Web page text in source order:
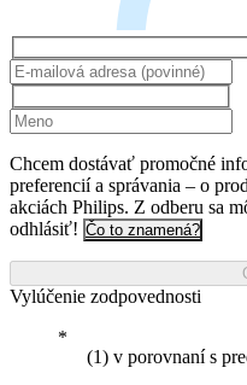
Chcem dostávať promočné
preferencií a správania – o
akciách Philips. Z odberu sa
odhlásiť! Čo to znamená?
Vylúčenie zodpovednosti
(1) v porovnaní s